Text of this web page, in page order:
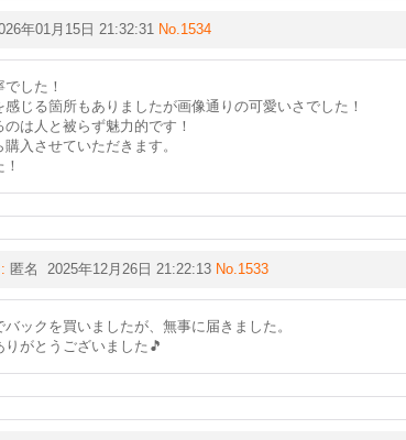
年01月15日 21:32:31 No.1534
した！
じる箇所もありましたが画像通りの可愛いさでした！
は人と被らず魅力的です！
入させていただきます。
匿名 2025年12月26日 21:22:13 No.1533
ックを買いましたが、無事に届きました。
がとうございました🎵